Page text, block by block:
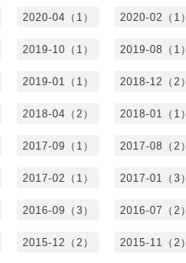
2020-04（1） 2020-02（1）
2019-10（1） 2019-08（1）
2019-01（1） 2018-12（2）
2018-04（2） 2018-01（1）
2017-09（1） 2017-08（2）
2017-02（1） 2017-01（3）
2016-09（3） 2016-07（2）
2015-12（2） 2015-11（2）